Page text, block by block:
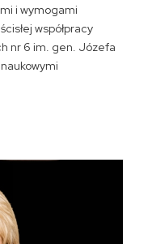
i wymogami
współpracy
nr 6 im. gen. Józefa